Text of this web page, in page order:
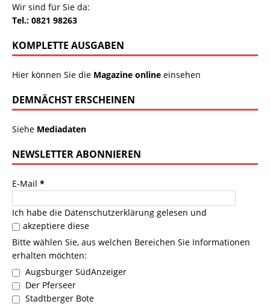
Wir sind für Sie da:
Tel.: 0821 98263
KOMPLETTE AUSGABEN
Hier können Sie die Magazine online einsehen
DEMNÄCHST ERSCHEINEN
Siehe Mediadaten
NEWSLETTER ABONNIEREN
E-Mail *
Ich habe die Datenschutzerklärung gelesen und
akzeptiere diese
Bitte wählen Sie, aus welchen Bereichen Sie Informationen
erhalten möchten:
Augsburger SüdAnzeiger
Der Pferseer
Stadtberger Bote